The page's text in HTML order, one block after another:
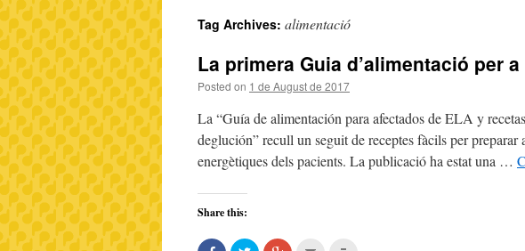
Tag Archives: alimentació
La primera Guia d’alimentació per
Posted on 1 de August de 2017
La “Guía de alimentación para afectados de ELA y
deglución” recull un seguit de receptes fàcils per preparar
energètiques dels pacients. La publicació ha estat una …
Share this: